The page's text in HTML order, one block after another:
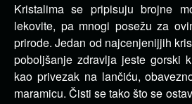
Kristalima se pripisuju brojne
lekovite, pa mnogi posežu za
prirode. Jedan od najcenjenijjih
poboljšanje zdravlja jeste gorski
kao privezak na lančiću,
maramicu. Čisti se tako što se